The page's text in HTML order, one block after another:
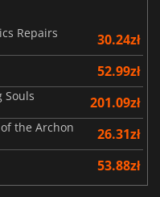
Repairs
30.24zł
52.99zł
Souls 201.09zł
the Archon 26.31zł
53.88zł